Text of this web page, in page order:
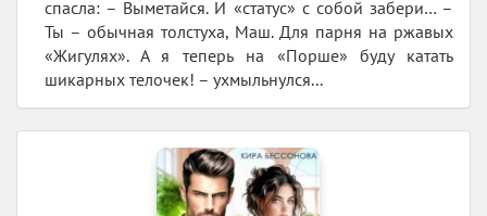
спасла: – Выметайся. И «статус» с собой забери… –
Ты – обычная толстуха, Маш. Для парня на ржавых
«Жигулях». А я теперь на «Порше» буду катать
шикарных телочек! – ухмыльнулся...